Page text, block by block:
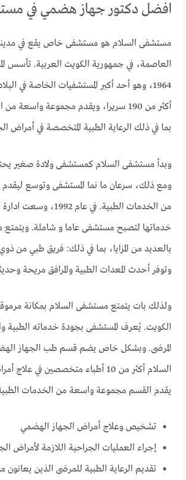
افضل دكتور جهاز هضمي في
مستشفى السلام هو مستشفى خاص يقع في
العاصمة، في جمهورية الكويت العربية. تأسس
1964، وهو أحد أكبر المستشفيات الخاصة في
أكثر من 190 سريرا، ويقدم مجموعة واسعة
بما في ذلك الرعاية الطبية المتخصصة في أمراض
ومع ذلك، سرعان ما نما المستشفى وتوسع
من الخدمات الطبية. في عام
خدماتها لتصبح مستشفى عاما و شاملة.
بالعديد من المزايا، بما في ذلك: فريق طبي من ذوي
وتوفر أحدث المعدات الطبية والمرافق مريحة
ولذلك بات يتمتع مستشفى السلام بمكانة
الكويت. يُعرف المستشفى بجودة خدماته الطبية
المرضى. وبشكل خاص يضم قسم طب الجهاز
السلام أكثر من 10 أطباء متخصصين في
يقدم القسم مجموعة واسعة من الخدمات
تشخيص وعلاج أمراض الجهاز الهضمي
إجراء العمليات الجراحية اللازمة لأمراض
تقديم الرعاية الطبية للمرضى الذين